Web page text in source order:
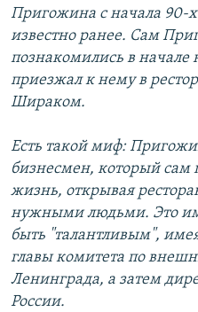
Пригожина с начала 90-
известно ранее. Сам
познакомились в начале
приезжал к нему в
Шираком.
Есть такой миф:
бизнесмен, который сам
жизнь, открывая
нужными людьми. Это
быть "талантливым",
главы комитета по
Ленинграда, а затем
России.